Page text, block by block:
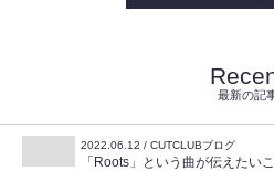
最新の記
2022.06.12 / CUTCLUBブログ
「Roots」という曲が伝えたい